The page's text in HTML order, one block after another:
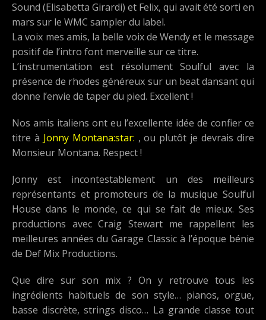
Sound (Elisabetta Girardi) et Felix, qui avait été sorti en
mars sur le WMC sampler du label.
La voix mes amis, la belle voix de Wendy et le message
positif de l’intro font merveille sur ce titre.
L’instrumentation est résolument Soulful avec la
présence de rhodes généreux sur un beat dansant qui
donne l’envie de taper du pied. Excellent !
Nos amis italiens ont eu l’excellente idée de confier ce
titre à Jonny Montana:star: , ou plutôt je devrais dire
Monsieur Montana. Respect !
Jonny est incontestablement un des meilleurs
représentants et promoteurs de la musique Soulful
House dans le monde, ce qui se fait de mieux. Ses
productions avec Craig Stewart me rappellent les
meilleures années du Garage Classic à l’époque bénie
de Def Mix Productions.
Que dire sur son mix ? On y retrouve tous les
ingrédients habituels de son style… pianos, orgue,
basse discrète, strings disco… La grande classe tout